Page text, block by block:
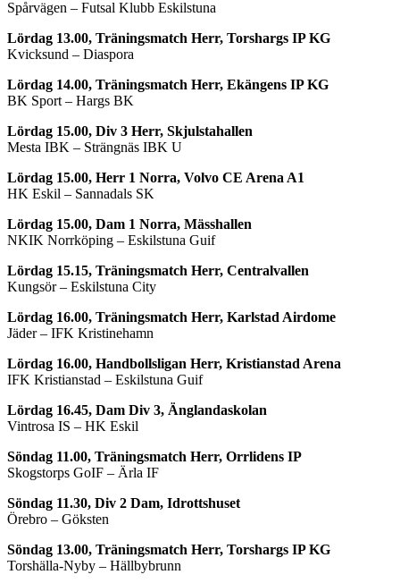
Spårvägen – Futsal Klubb Eskilstuna
Lördag 13.00, Träningsmatch Herr, Torshargs IP KG
Kvicksund – Diaspora
Lördag 14.00, Träningsmatch Herr, Ekängens IP KG
BK Sport – Hargs BK
Lördag 15.00, Div 3 Herr, Skjulstahallen
Mesta IBK – Strängnäs IBK U
Lördag 15.00, Herr 1 Norra, Volvo CE Arena A1
HK Eskil – Sannadals SK
Lördag 15.00, Dam 1 Norra, Mässhallen
NKIK Norrköping – Eskilstuna Guif
Lördag 15.15, Träningsmatch Herr, Centralvallen
Kungsör – Eskilstuna City
Lördag 16.00, Träningsmatch Herr, Karlstad Airdome
Jäder – IFK Kristinehamn
Lördag 16.00, Handbollsligan Herr, Kristianstad Arena
IFK Kristianstad – Eskilstuna Guif
Lördag 16.45, Dam Div 3, Änglandaskolan
Vintrosa IS – HK Eskil
Söndag 11.00, Träningsmatch Herr, Orrlidens IP
Skogstorps GoIF – Ärla IF
Söndag 11.30, Div 2 Dam, Idrottshuset
Örebro – Göksten
Söndag 13.00, Träningsmatch Herr, Torshargs IP KG
Torshälla-Nyby – Hällbybrunn